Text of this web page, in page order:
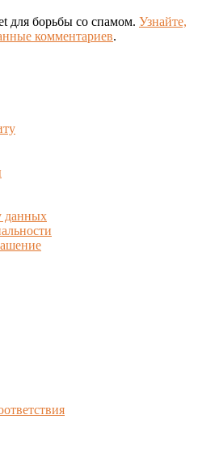
для борьбы со спамом. Узнайте,
комментариев.
данных